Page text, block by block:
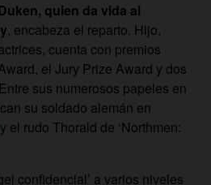
quien da vida al
, encabeza el reparto. Hijo,
cuenta con premios
el Jury Prize Award y dos
sus numerosos papeles en
su soldado alemán en
y el rudo Thorald de ‘Northmen:
confidencial’ a varios niveles